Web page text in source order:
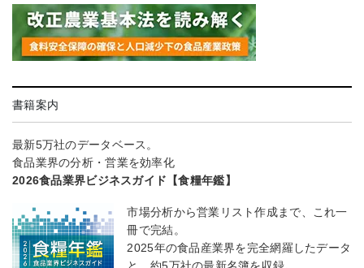
書籍案内
最新5万社のデータベース。
食品業界の分析・営業を効率化
2026食品業界ビジネスガイド【食糧年鑑】
市場分析から営業リスト作成まで、これ一
冊で完結。
2025年の食品産業界を完全網羅したデータ
と、約5万社の最新名簿を収録。